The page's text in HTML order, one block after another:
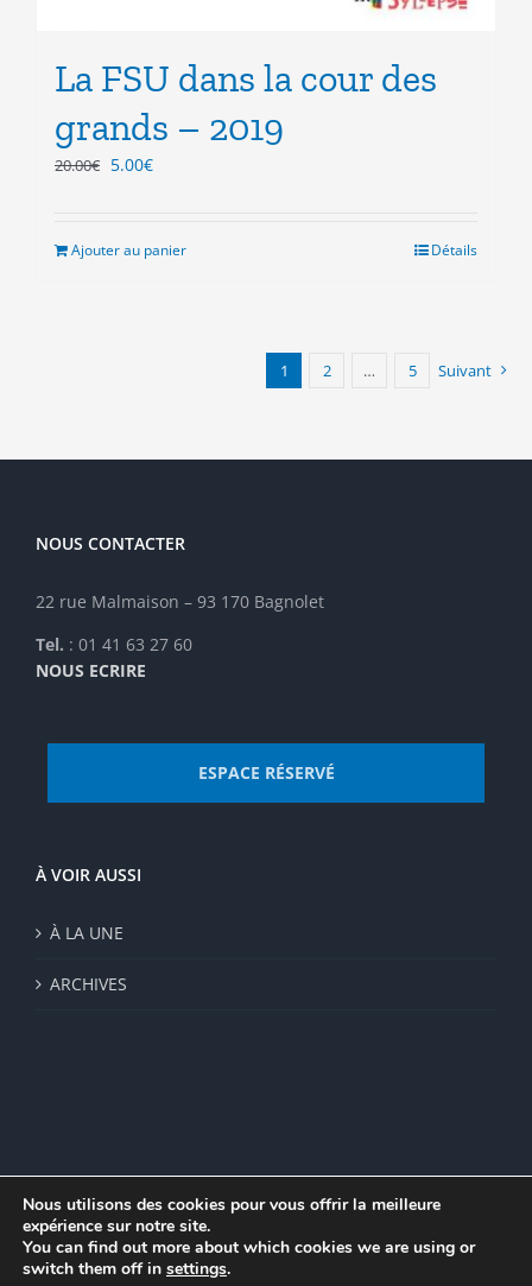
La FSU dans la cour des
grands – 2019
20.00€ Le
5.00€Le
est :
Ajouter au panier Détails
1 2 … 5 Suivant
NOUS CONTACTER
22 rue Malmaison – 93 170 Bagnolet
Tel. : 01 41 63 27 60
NOUS ECRIRE
ESPACE RÉSERVÉ
À VOIR AUSSI
À LA UNE
ARCHIVES
© Institut de recherche de la FSU 2023 | Par FSU |Plan du site
Mentions légales|Politique de confidentialité
Nous utilisons des cookies pour vous offrir la meilleure
expérience sur notre site.
You can find out more about which cookies we are using or
switch them off in settings.